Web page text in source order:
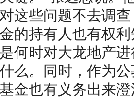
这些问题不去调
的持有人也有权
何时对大龙地产
么。同时，作为
金也有义务出来